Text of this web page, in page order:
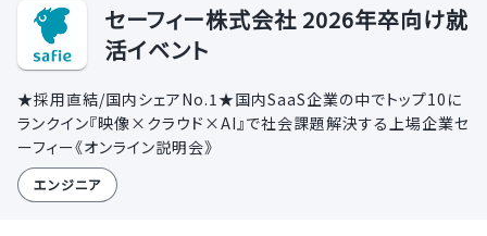
セーフィー株式会社 2026年卒向け就
活イベント
★採用直結/国内シェアNo.1★国内SaaS企業の中でトップ10に
ランクイン『映像×クラウド×AI』で社会課題解決する上場企業セ
ーフィー《オンライン説明会》
エンジニア